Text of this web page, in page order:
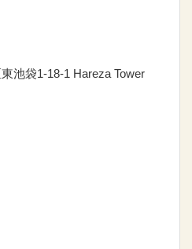
池袋1-18-1 Hareza Tower